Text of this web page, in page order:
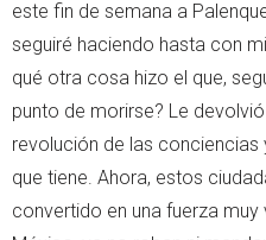
este fin de semana a
seguiré haciendo hasta con
qué otra cosa hizo el que,
punto de morirse? Le
revolución de las
que tiene. Ahora, estos
convertido en una fuerza